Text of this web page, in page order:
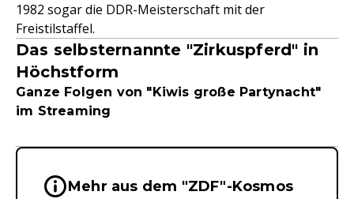
1982 sogar die DDR-Meisterschaft mit der
Freistilstaffel.
Das selbsternannte "Zirkuspferd" in
Höchstform
Ganze Folgen von "Kiwis große Partynacht"
im Streaming
Wichtige Hinweise &
Mehr aus dem "ZDF"-Kosmos